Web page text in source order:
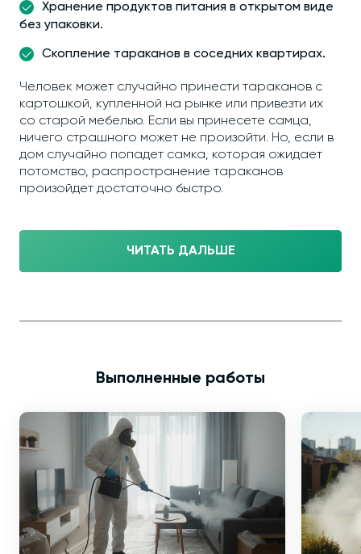
Хранение продуктов питания в открытом виде
без упаковки.
Скопление тараканов в соседних квартирах.
Человек может случайно принести тараканов с
картошкой, купленной на рынке или привезти их
со старой мебелью. Если вы принесете самца,
ничего страшного может не произойти. Но, если в
дом случайно попадет самка, которая ожидает
потомство, распространение тараканов
произойдет достаточно быстро.
ЧИТАТЬ ДАЛЬШЕ
Выполненные работы